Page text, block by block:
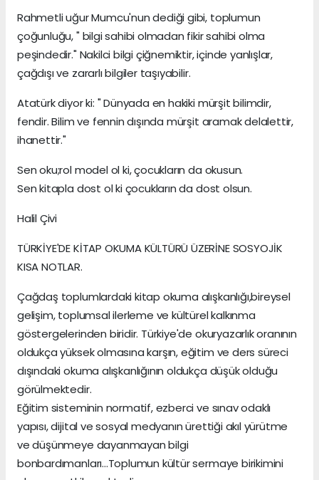
Rahmetli uğur Mumcu'nun dediği gibi, toplumun
çoğunluğu, " bilgi sahibi olmadan fikir sahibi olma
peşindedir." Nakilci bilgi çiğnemiktir, içinde yanlışlar,
çağdışı ve zararlı bilgiler taşıyabilir.
Atatürk diyor ki: " Dünyada en hakiki mürşit bilimdir,
fendir. Bilim ve fennin dışında mürşit aramak delalettir,
ihanettir."
Sen oku;rol model ol ki, çocukların da okusun.
Sen kitapla dost ol ki çocukların da dost olsun.
Halil Çivi
TÜRKİYE'DE KİTAP OKUMA KÜLTÜRÜ ÜZERİNE SOSYOJİK
KISA NOTLAR.
Çağdaş toplumlardaki kitap okuma alışkanlığı,bireysel
gelişim, toplumsal ilerleme ve kültürel kalkınma
göstergelerinden biridir. Türkiye'de okuryazarlık oranının
oldukça yüksek olmasına karşın, eğitim ve ders süreci
dışındaki okuma alışkanlığının oldukça düşük olduğu
görülmektedir.
Eğitim sisteminin normatif, ezberci ve sınav odaklı
yapısı, dijital ve sosyal medyanın ürettiği akıl yürütme
ve düşünmeye dayanmayan bilgi
bonbardımanları...Toplumun kültür sermaye birikimini